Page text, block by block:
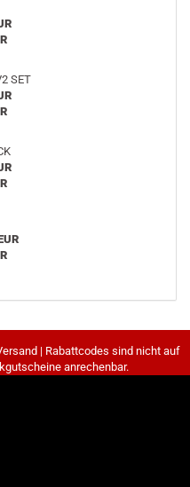
SET
| Rabattcodes sind nicht auf
anrechenbar.